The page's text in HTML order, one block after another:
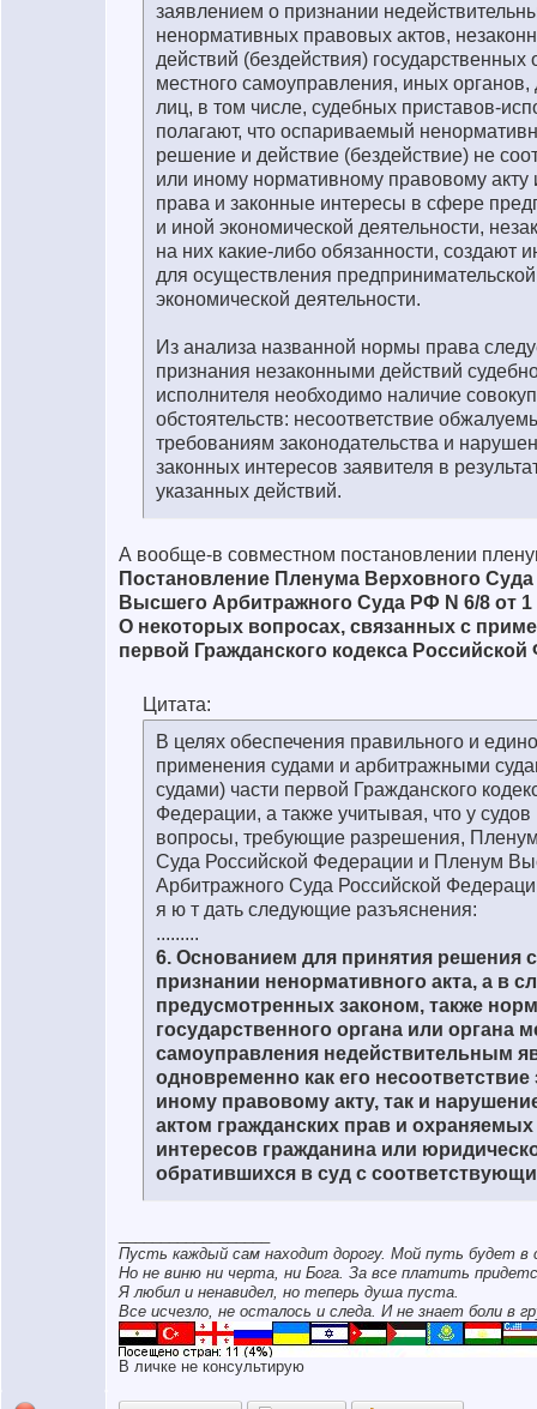
заявлением о признании
ненормативных правовых актов,
действий (бездействия) государственных
местного самоуправления, иных
лиц, в том числе, судебных приставов-
полагают, что оспариваемый
решение и действие (бездействие) не
или иному нормативному правовому
права и законные интересы в сфере
и иной экономической деятельности,
на них какие-либо обязанности, создают
для осуществления
экономической деятельности.
Из анализа названной нормы права
признания незаконными действий
исполнителя необходимо наличие
обстоятельств: несоответствие
требованиям законодательства и
законных интересов заявителя в
указанных действий.
А вообще-в совместном постановлении
Постановление Пленума Верховного
Высшего Арбитражного Суда РФ N 6/8 от 1
О некоторых вопросах, связанных с
первой Гражданского кодекса
Цитата:
В целях обеспечения правильного и
применения судами и арбитражными
судами) части первой Гражданского
Федерации, а также учитывая, что у судов
вопросы, требующие разрешения,
Суда Российской Федерации и Пленум
Арбитражного Суда Российской
я ю т дать следующие разъяснения:
.........
6. Основанием для принятия решения
признании ненормативного акта, а в
предусмотренных законом, также
государственного органа или органа
самоуправления недействительным
одновременно как его несоответствие
иному правовому акту, так и
актом гражданских прав и
интересов гражданина или
обратившихся в суд с
Пусть каждый сам находит дорогу. Мой путь будет в
Но не виню ни черта, ни Бога. За все платить
Я любил и ненавидел, но теперь душа пуста.
Все исчезло, не осталось и следа. И не знает боли в
В личке не консультирую